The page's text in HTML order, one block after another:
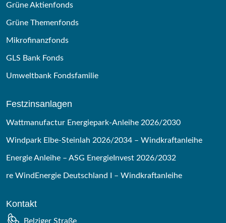
Grüne Aktienfonds
Grüne Themenfonds
Mikrofinanzfonds
GLS Bank Fonds
Umweltbank Fondsfamilie
Festzinsanlagen
Wattmanufactur Energiepark-Anleihe 2026/2030
Windpark Elbe-Steinlah 2026/2034 – Windkraftanleihe
Energie Anleihe – ASG EnergieInvest 2026/2032
re WindEnergie Deutschland I – Windkraftanleihe
Kontakt
Belziger Straße